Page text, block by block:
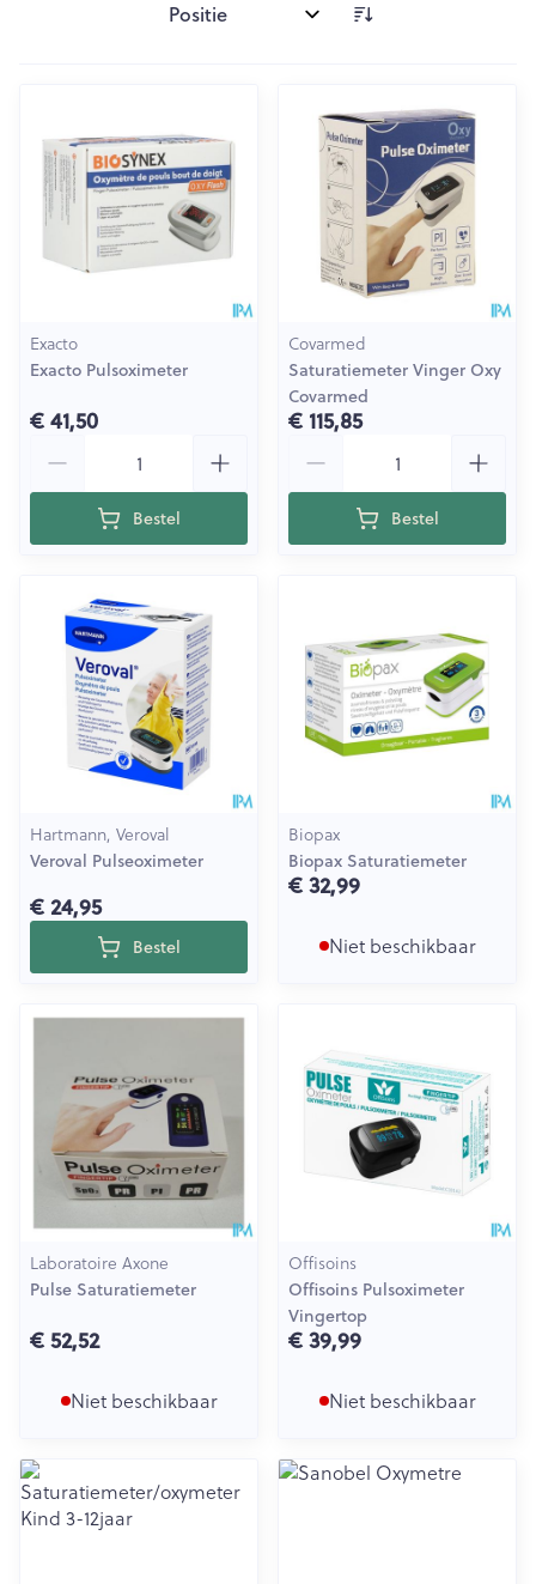
Sorteer op:
Exacto
Exacto Pulsoximeter
€ 41,50
Bestel
Covarmed
Saturatiemeter Vinger Oxy
Covarmed
€ 115,85
Bestel
Hartmann, Veroval
Veroval Pulseoximeter
€ 24,95
Bestel
Biopax
Biopax Saturatiemeter
€ 32,99
Niet beschikbaar
Laboratoire Axone
Pulse Saturatiemeter
€ 52,52
Niet beschikbaar
Offisoins
Offisoins Pulsoximeter
Vingertop
€ 39,99
Niet beschikbaar